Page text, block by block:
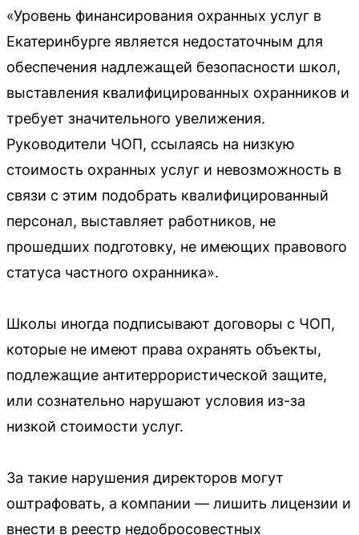
«Уровень финансирования охранных услуг в
Екатеринбурге является недостаточным для
обеспечения надлежащей безопасности школ,
выставления квалифицированных охранников и
требует значительного увелижения.
Руководители ЧОП, ссылаясь на низкую
стоимость охранных услуг и невозможность в
связи с этим подобрать квалифицированный
персонал, выставляет работников, не
прошедших подготовку, не имеющих правового
статуса частного охранника».
Школы иногда подписывают договоры с ЧОП,
которые не имеют права охранять объекты,
подлежащие антитеррористической защите,
или сознательно нарушают условия из-за
низкой стоимости услуг.
За такие нарушения директоров могут
оштрафовать, а компании — лишить лицензии и
внести в реестр недобросовестных